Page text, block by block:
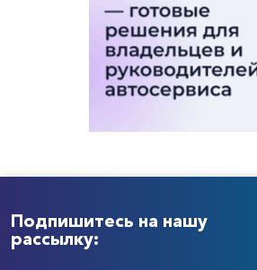
Подпишитесь на нашу
рассылку: